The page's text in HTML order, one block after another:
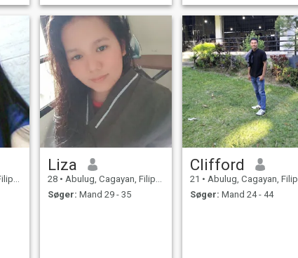
Liza
28 • Abulug, Cagayan, Filippinerne
Søger: Mand 29 - 35
Clifford
21 • Abulug, Cagayan, Filippinerne
Søger: Mand 24 - 44